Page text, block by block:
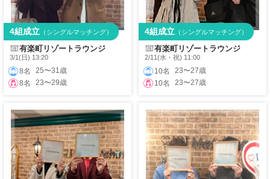
有楽町リゾートラウンジ
3/1(日) 13:20
8名
25〜31歳
8名
23〜29歳
4組成立 （シングルマッチング）
有楽町リゾートラウンジ
2/11(水・祝) 11:00
10名
23〜27歳
10名
23〜27歳
4組成立 （シングルマッチング）